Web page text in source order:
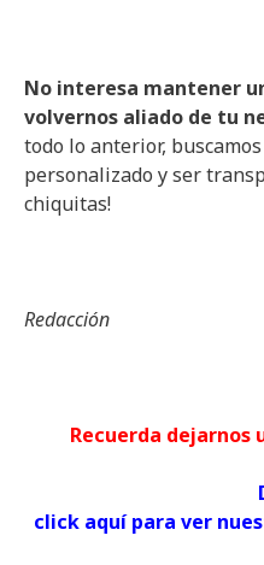
No interesa mantener
volvernos aliado de tu
todo lo anterior,
personalizado y ser
chiquitas!
Redacción
Recuerda
click aquí para ver